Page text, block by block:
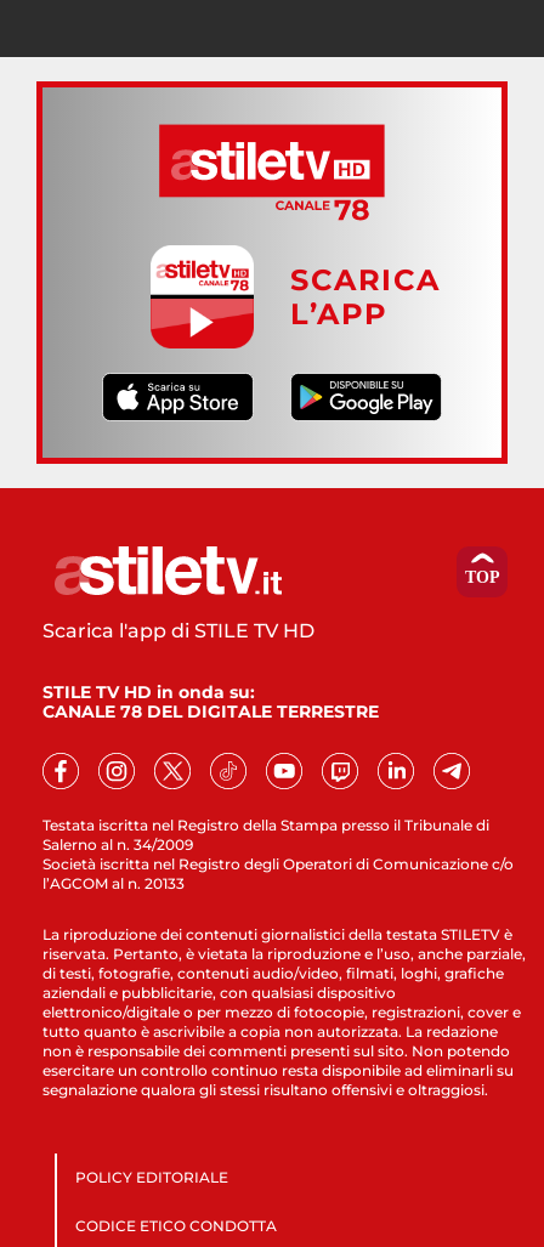
SCARICA
L’APP
Testata iscritta nel Registro della Stampa presso il Tribunale di
Salerno al n. 34/2009
Società iscritta nel Registro degli Operatori di Comunicazione c/o
l’AGCOM al n. 20133
Scarica l'app di STILE TV HD
STILE TV HD in onda su:
CANALE 78 DEL DIGITALE TERRESTRE
La riproduzione dei contenuti giornalistici della testata STILETV è
riservata. Pertanto, è vietata la riproduzione e l’uso, anche parziale,
di testi, fotografie, contenuti audio/video, filmati, loghi, grafiche
aziendali e pubblicitarie, con qualsiasi dispositivo
elettronico/digitale o per mezzo di fotocopie, registrazioni, cover e
tutto quanto è ascrivibile a copia non autorizzata. La redazione
non è responsabile dei commenti presenti sul sito. Non potendo
esercitare un controllo continuo resta disponibile ad eliminarli su
segnalazione qualora gli stessi risultano offensivi e oltraggiosi.
POLICY EDITORIALE
CODICE ETICO CONDOTTA